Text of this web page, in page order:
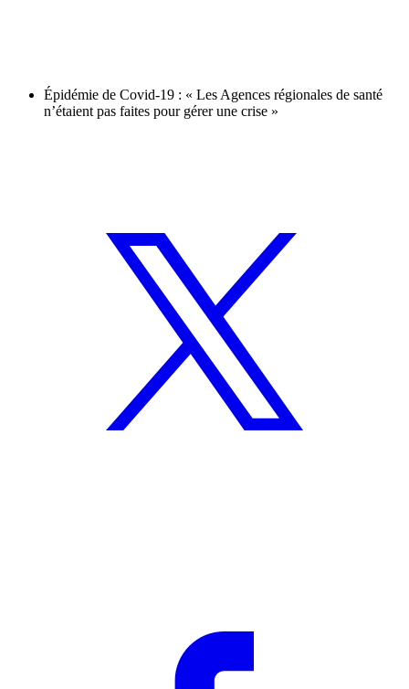
Épidémie de Covid-19 : « Les Agences régionales de santé
n’étaient pas faites pour gérer une crise »